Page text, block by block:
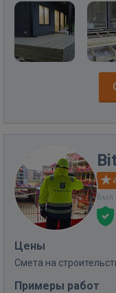
Был
Цены
Смета на
Примеры работ